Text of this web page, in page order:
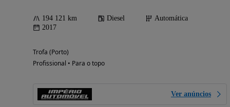
194 121 km Diesel
Automática
2017
Trofa (Porto)
Profissional • Para o topo
Ver anúncios